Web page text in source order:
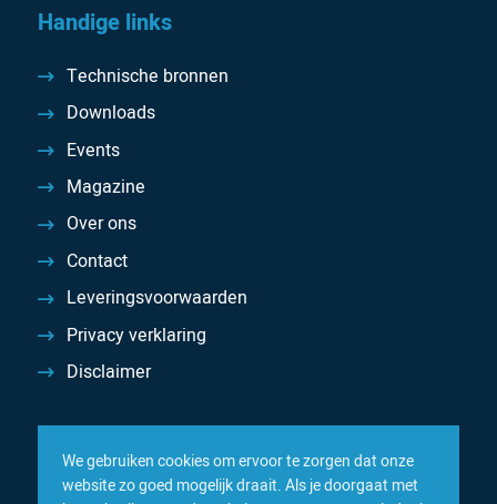
Handige links
Technische bronnen
Downloads
Events
Magazine
Over ons
Contact
Leveringsvoorwaarden
Privacy verklaring
Disclaimer
We gebruiken cookies om ervoor te zorgen dat onze
website zo goed mogelijk draait. Als je doorgaat met